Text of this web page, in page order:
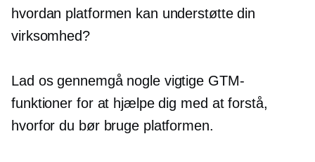
hvordan platformen kan understøtte din
virksomhed?
Lad os gennemgå nogle vigtige GTM-
funktioner for at hjælpe dig med at forstå,
hvorfor du bør bruge platformen.